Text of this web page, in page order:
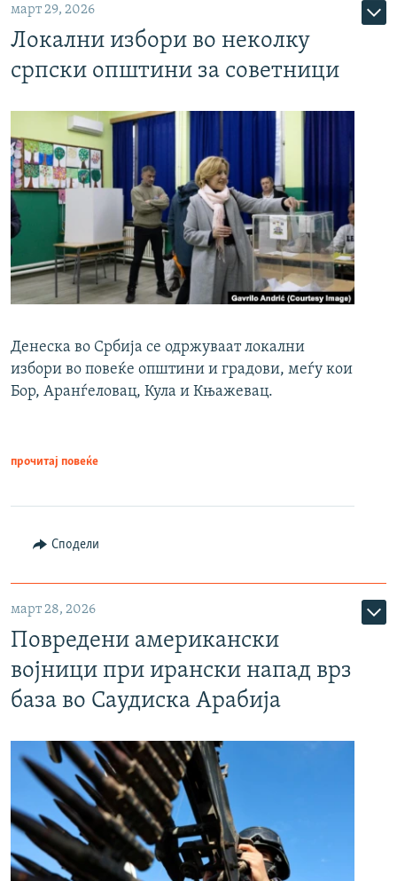
март 29, 2026
Локални избори во неколку
српски општини за советници
Денеска во Србија се одржуваат локални
избори во повеќе општини и градови, меѓу кои
Бор, Аранѓеловац, Кула и Књажевац.
прочитај повеќе
Сподели
март 28, 2026
Повредени американски
војници при ирански напад врз
база во Саудиска Арабија